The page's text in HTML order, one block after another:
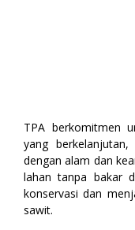
TPA berkomitmen
yang
dengan alam dan
lahan tanpa bakar
konservasi dan
sawit.